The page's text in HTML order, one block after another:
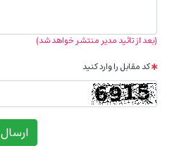
(بعد از تائید مدیر منتشر خواهد شد)
کد مقابل را وارد کنید
ارسال